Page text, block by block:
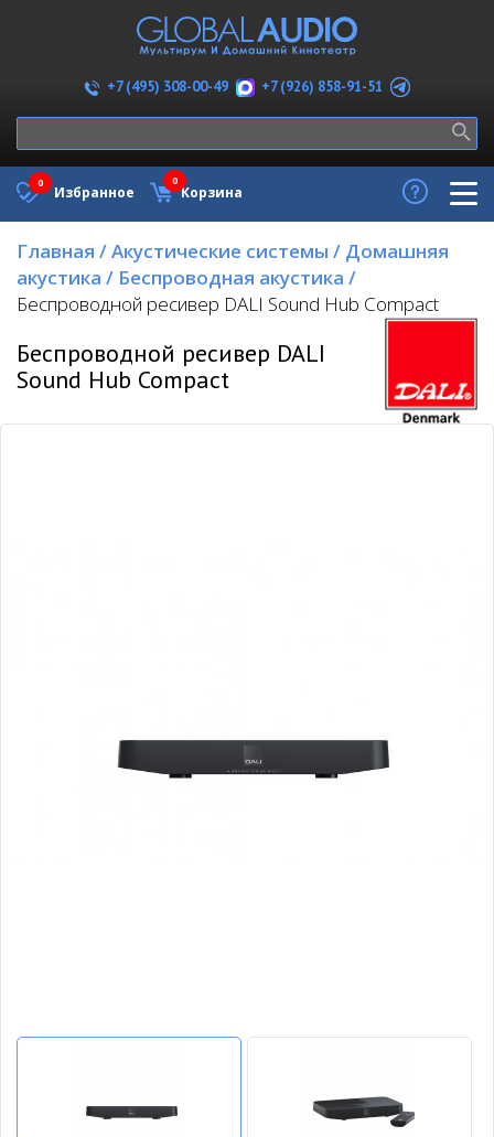
+7 (495) 308-00-49 +7 (926) 858-91-51
Избранное
0
Корзина
0
Главная /Акустические системы / Домашняя
акустика / Беспроводная акустика /
Беспроводной ресивер DALI Sound Hub Compact
Беспроводной ресивер DALI
Sound Hub Compact